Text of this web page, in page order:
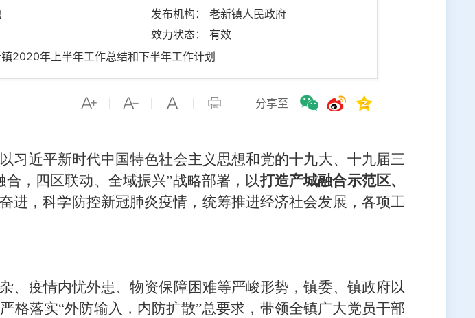
发布机构： 老新镇人民政府
效力状态： 有效
年上半年工作总结和下半年工作计划
分享至
习近平新时代中国特色社会主义思想和党的十九大、十九届三
合，四区联动、全域振兴”战略部署，以打造产城融合示范区、
进，科学防控新冠肺炎疫情，统筹推进经济社会发展 ，各项工
、疫情内忧外患、物资保障困难等严峻形势，镇委、镇政府以
严格落实“外防输入，内防扩散”总要求， 带领全镇广大党员干部